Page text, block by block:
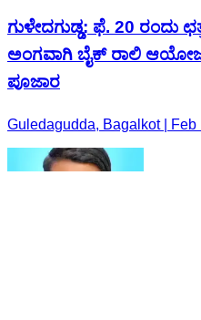
ಗುಳೇದಗುಡ್ಡ: ಫೆ. 20
ಅಂಗವಾಗಿ ಬೈಕ್ ರಾಲಿ
ಪೂಜಾರ
Guledagudda, Bagalkot | Feb